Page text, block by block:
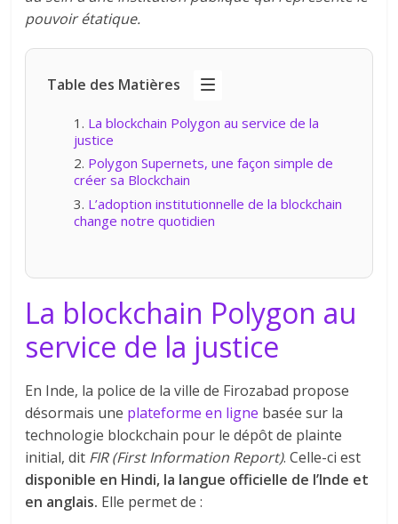
pouvoir étatique.
Table des Matières
La blockchain Polygon au service de la
justice
Polygon Supernets, une façon simple de
créer sa Blockchain
L’adoption institutionnelle de la blockchain
change notre quotidien
La blockchain Polygon au
service de la justice
En Inde, la police de la ville de Firozabad propose
désormais une plateforme en ligne basée sur la
technologie blockchain pour le dépôt de plainte
initial, dit FIR (First Information Report). Celle-ci est
disponible en Hindi, la langue officielle de l’Inde et
en anglais. Elle permet de :